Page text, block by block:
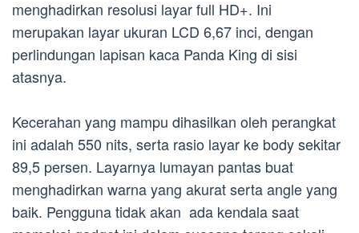
menghadirkan resolusi layar full HD+. Ini
merupakan layar ukuran LCD 6,67 inci, dengan
perlindungan lapisan kaca Panda King di sisi
atasnya.
Kecerahan yang mampu dihasilkan oleh perangkat
ini adalah 550 nits, serta rasio layar ke body sekitar
89,5 persen. Layarnya lumayan pantas buat
menghadirkan warna yang akurat serta angle yang
baik. Pengguna tidak akan ada kendala saat